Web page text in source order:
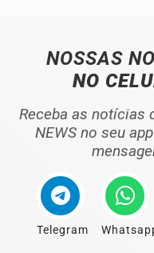
NOSSAS
NO
Receba as notícias
NEWS no seu
Telegram